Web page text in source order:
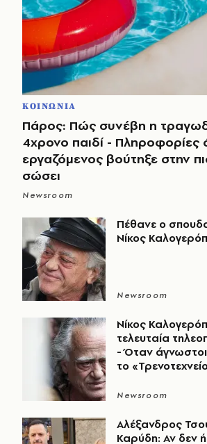
ΚΟΙΝΩΝΙΑ
Πάρος: Πώς συνέβη η
4χρονο παιδί - Πληροφορίες
εργαζόμενος βούτηξε στην
σώσει
Newsroom
Πέθανε ο
Νίκος
Newsroom
Νίκος
τελευταία
- Όταν
το
Newsroom
Αλέξανδρος
Καρύδη: Αν δεν